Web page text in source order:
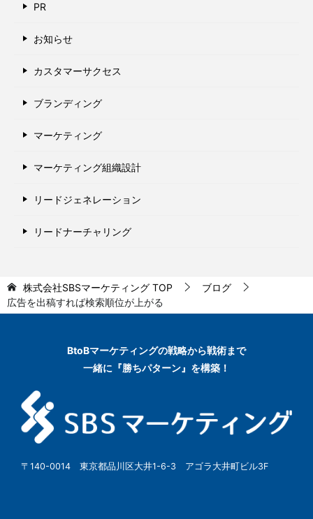
PR
お知らせ
カスタマーサクセス
ブランディング
マーケティング
マーケティング組織設計
リードジェネレーション
リードナーチャリング
株式会社SBSマーケティング TOP
ブログ
広告を出稿すれば検索順位が上がる
BtoBマーケティングの戦略から戦術まで
一緒に『勝ちパターン』を構築！
〒140-0014 東京都品川区大井1-6-3 アゴラ大井町ビル3F